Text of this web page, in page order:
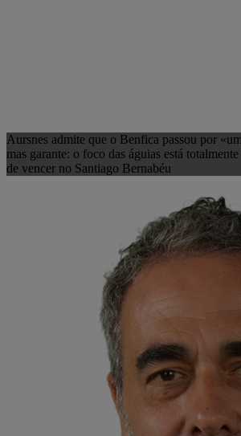
Aursnes admite que o Benfica passou por
mas garante: o foco das águias está
de vencer no Santiago Bernabéu